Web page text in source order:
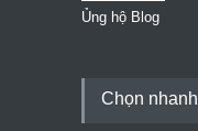
Ủng hộ Blog
Chọn nhanh